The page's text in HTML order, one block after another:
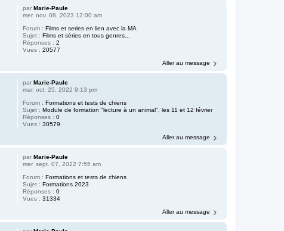
parMarie-Paule
mer. nov. 08, 2023 12:00 am
Forum :Films et series en lien avec la MA
Sujet :Films et séries en tous genres...
Réponses :2
Vues :20577
Aller au message
parMarie-Paule
mar. oct. 25, 2022 9:13 pm
Forum :Formations et tests de chiens
Sujet :Module de formation "lecture à un animal", les 11 et 12 février
Réponses :0
Vues :30579
Aller au message
parMarie-Paule
mer. sept. 07, 2022 7:55 am
Forum :Formations et tests de chiens
Sujet :Formations 2023
Réponses :0
Vues :31334
Aller au message